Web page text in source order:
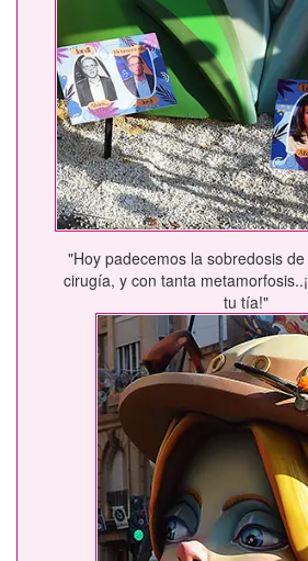
"Hoy padecemos la sobredosis
cirugía, y con tanta
tu tía!"